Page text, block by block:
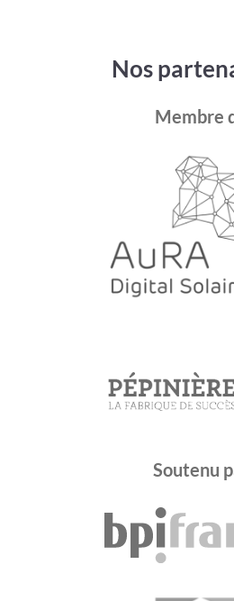
Nos
Membre
Soutenu